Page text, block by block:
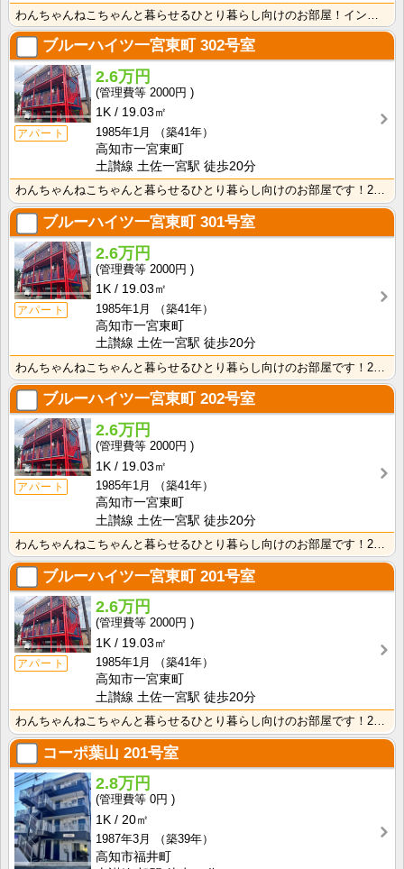
ブルーハイツ一宮東町302号室
アパート
2.6万円
2000円
1K
19.03㎡
1985年1月
（築41年）
高知市一宮東町
土讃線 土佐一宮駅 徒歩20分
わんちゃんねこちゃんと暮らせるひとり暮らし向けのお部屋です！2026年6月下旬、ネット無料（Wi-F･･･
ブルーハイツ一宮東町301号室
アパート
2.6万円
2000円
1K
19.03㎡
1985年1月
（築41年）
高知市一宮東町
土讃線 土佐一宮駅 徒歩20分
ブルーハイツ一宮東町 202号室
アパート
2.6万円
2000円
1K
19.03㎡
1985年1月
（築41年）
高知市一宮東町
土讃線 土佐一宮駅 徒歩20分
ブルーハイツ一宮東町201号室
アパート
2.6万円
2000円
1K
19.03㎡
1985年1月
（築41年）
高知市一宮東町
土讃線 土佐一宮駅 徒歩20分
コーポ葉山 201号室
2.8万円
0円
1K
20㎡
1987年3月
（築39年）
高知市福井町